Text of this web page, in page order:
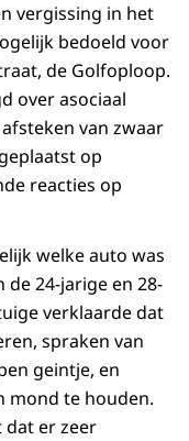
vergissing in het
bedoeld voor
de Golfoploop.
over asociaal
van zwaar
op
reacties op
welke auto was
24-jarige en 28-
verklaarde dat
spraken van
geintje, en
mond te houden.
er zeer